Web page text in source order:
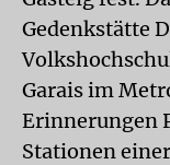
Gedenkstätte
Garais im
Erinnerungen
Stationen